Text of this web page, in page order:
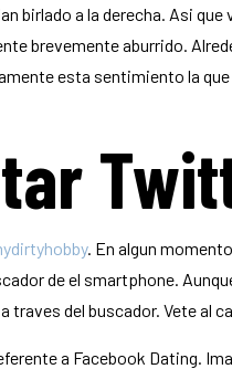
birlado a la derecha. Asi
brevemente aburrido.
esta sentimiento la
. En algun
de el smartphone.
del buscador. Vete al
a Facebook Dating.